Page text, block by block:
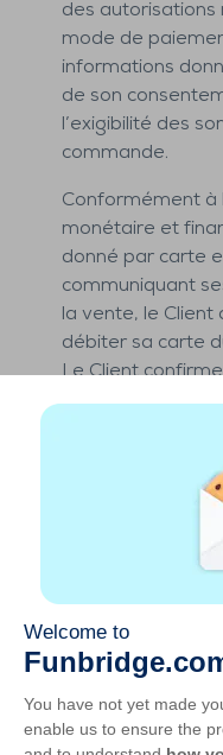
des autorisations
mode de
informations
de son
l’exigibilité des
commande.
Conformément à
monétaire et
donné par carte
communiquant
la vente, le Client
débiter sa carte
Le Client
la carte à débiter
d’impossibilité
est
commande
Toute
Le crédit donnes
l’utilisateur ne se